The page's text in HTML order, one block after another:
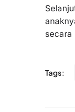
secara
Tags: